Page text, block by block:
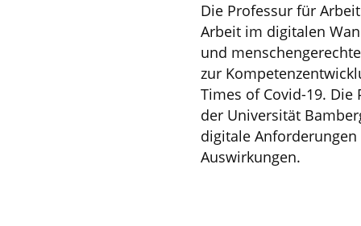
Die Professur für
Arbeit im digitalen
und
zur
Times of Covid-19. Die
der Universität
digitale
Auswirkungen.